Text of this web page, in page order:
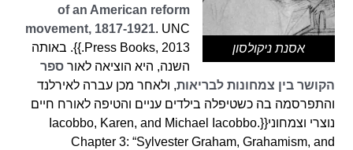
אסנת ניקולסון
of an American reform
movement, 1817-1921. UNC
Press Books, 2013.}}. באותה
השנה, היא הוציאה לאורספר
הקושר בין צמחונות לבריאות, ולאחר מכן עברה לאירלנד
והתפרסמה בה כשטיפלה בילדים עניים והטיפה לאורח חיים
נוצרי וצמחוני{{Iacobbo, Karen, and Michael Iacobbo.
Chapter 3: “Sylvester Graham, Grahamism, and